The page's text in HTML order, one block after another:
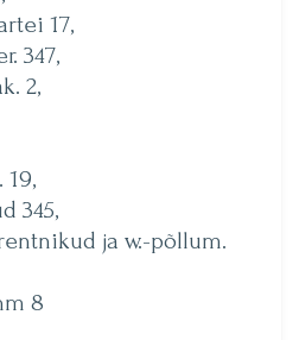
17,
347,
2,
19,
345,
ja w.-põllum.
8